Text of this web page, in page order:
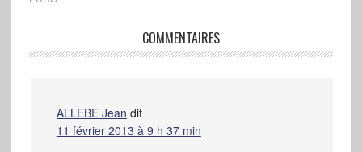
COMMENTAIRES
ALLEBE Jean dit
11 février 2013 à 9 h 37 min